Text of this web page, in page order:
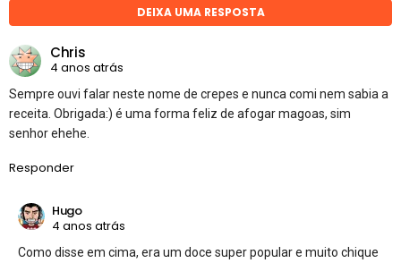
DEIXA UMA RESPOSTA
Chris
4 anos atrás
Sempre ouvi falar neste nome de crepes e nunca comi nem sabia a
receita. Obrigada:) é uma forma feliz de afogar magoas, sim
senhor ehehe.
Responder
Hugo
4 anos atrás
Como disse em cima, era um doce super popular e muito chique